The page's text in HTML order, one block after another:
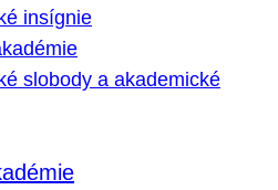
insígnie
slobody a akademické